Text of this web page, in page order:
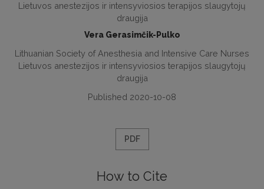
Lietuvos anestezijos ir intensyviosios terapijos slaugytojų
draugija
Vera Gerasimčik-Pulko
Lithuanian Society of Anesthesia and Intensive Care Nurses
Lietuvos anestezijos ir intensyviosios terapijos slaugytojų
draugija
Published 2020-10-08
PDF
How to Cite